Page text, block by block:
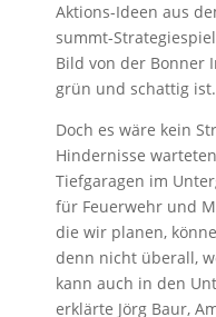
Aktions-Ideen aus
summt-
Bild von der Bonner
grün und schattig ist.
Doch es wäre kein
Hindernisse
Tiefgaragen im
für Feuerwehr und
die wir planen,
denn nicht überall,
kann auch in den
erklärte Jörg Baur,